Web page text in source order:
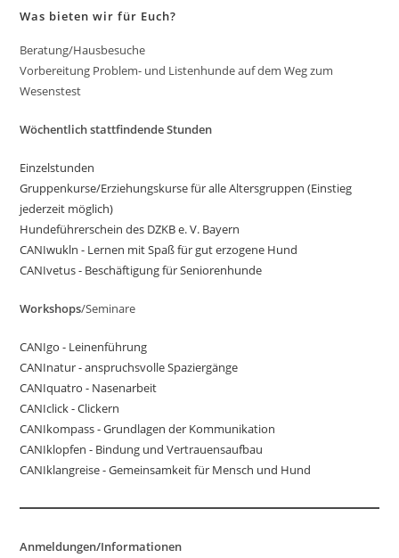
Was bieten wir für Euch?
Beratung/Hausbesuche
Vorbereitung Problem- und Listenhunde auf dem Weg zum
Wesenstest
Wöchentlich stattfindende Stunden
Einzelstunden
Gruppenkurse/Erziehungskurse für alle Altersgruppen (Einstieg
jederzeit möglich)
Hundeführerschein des DZKB e. V. Bayern
CANIwukln - Lernen mit Spaß für gut erzogene Hund
CANIvetus - Beschäftigung für Seniorenhunde
Workshops/Seminare
CANIgo - Leinenführung
CANInatur - anspruchsvolle Spaziergänge
CANIquatro - Nasenarbeit
CANIclick - Clickern
CANIkompass - Grundlagen der Kommunikation
CANIklopfen - Bindung und Vertrauensaufbau
CANIklangreise - Gemeinsamkeit für Mensch und Hund
Anmeldungen/Informationen